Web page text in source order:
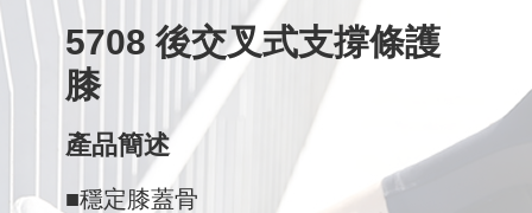
5708 後交叉式支撐條護
膝
產品簡述
■穩定膝蓋骨